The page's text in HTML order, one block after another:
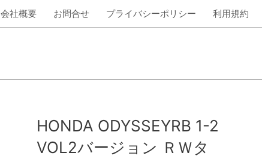
会社概要 お問合せ プライバシーポリシー 利用規約
HONDA ODYSSEYRB 1-2
VOL2バージョン ＲＷタ